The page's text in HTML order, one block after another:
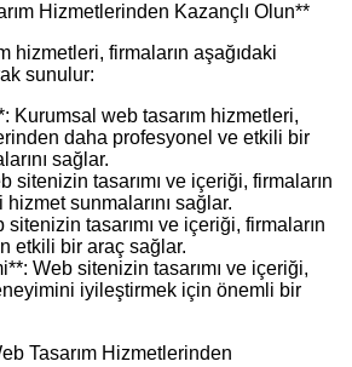
Hizmetlerinden Kazançlı Olun**
hizmetleri, firmaların aşağıdaki
sunulur:
Kurumsal web tasarım hizmetleri,
daha profesyonel ve etkili bir
sağlar.
sitenizin tasarımı ve içeriği, firmaların
sunmalarını sağlar.
sitenizin tasarımı ve içeriği, firmaların
etkili bir araç sağlar.
Web sitenizin tasarımı ve içeriği,
iyileştirmek için önemli bir
Tasarım Hizmetlerinden